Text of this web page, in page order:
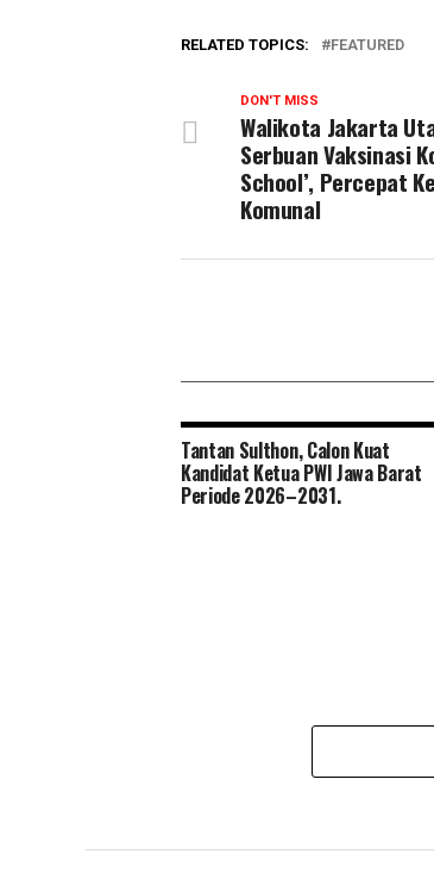
RELATED TOPICS: FEATURED
DON'T MISS
Walikota Jakarta
Serbuan Vaksinasi
School’, Percepat
Komunal
Tantan Sulthon, Calon Kuat
Kandidat Ketua PWI Jawa Barat
Periode 2026–2031.